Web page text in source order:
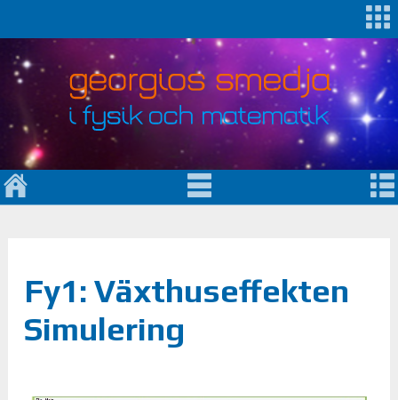
Fy1: Växthuseffekten
Simulering